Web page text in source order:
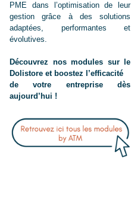
PME dans l’optimisation de leur
gestion grâce à des solutions
adaptées, performantes et
évolutives.
Découvrez nos modules sur le
Dolistore et boostez l’efficacité
de votre entreprise dès
aujourd’hui !